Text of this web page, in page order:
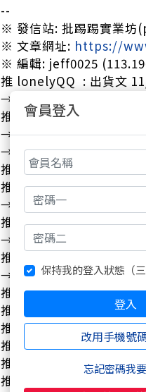
--
※ 發信站: 批踢踢實業坊
※ 文章網址: https://
※ 編輯: jeff0025
推 lonelyQQ : 出貨文
→ pippen2002 : 股票就
推 yuen1029 : 99神達
→ WunoW : 現在還有人
→ WunoW : 騙一次不夠
推 a25042121 : 今天果然
推 tigerzz3 : 大家都在沖
→ gtaped05550 : 出貨文
推 ravelson : 今天開財
→ dickey2 : 太晚看到了
推 springman : 我昨天
→ blue1204 : 看到雙增
推 kknv : 大漲三天 散戶
推 fatb : 正常 雙增的很
推 gleecheer : 49.2 賣飛
推 ravelson : 年增1.5倍
推 sanwan : 猜震盪幾
推 lmc66 : 存骨變妖股
會員登入
保持我的登入狀態（三
登入
改用手機號
忘記密碼我